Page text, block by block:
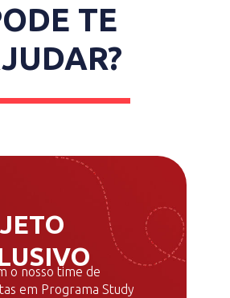
TE
o nosso time de
em Programa Study